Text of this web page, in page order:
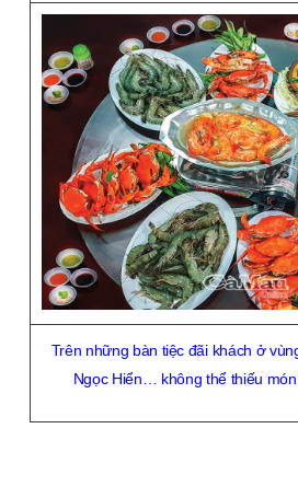
Trên những bàn tiệc đãi khách ở
Ngọc Hiển… không thể thiếu món